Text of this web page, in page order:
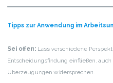
Tipps zur Anwendung im
Sei offen: Lass verschiedene
Entscheidungsfindung einfließen,
Überzeugungen widersprechen.